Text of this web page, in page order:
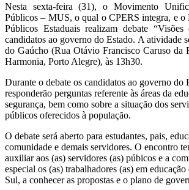
Nesta sexta-feira (31), o Movimento
Públicos – MUS, o qual o CPERS integra, e o
Públicos Estaduais realizam debate
candidatos ao governo do Estado. A atividade
do Gaúcho (Rua Otávio Francisco Caruso da
Harmonia, Porto Alegre), às 13h30.
Durante o debate os candidatos ao governo do
responderão perguntas referente às áreas da
segurança, bem como sobre a situação dos
públicos oferecidos à população.
O debate será aberto para estudantes, pais,
comunidade e demais servidores. O encontro
auxiliar aos (as) servidores (as) púbicos e a
especial os (as) trabalhadores (as) em
Sul, a conhecer as propostas e o plano de